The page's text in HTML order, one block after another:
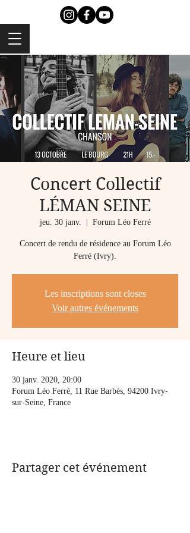
Concert Collectif
LÉMAN SEINE
jeu. 30 janv. Forum Léo Ferré
Concert de rendu de résidence au Forum Léo
Ferré (Ivry).
Les inscriptions sont closes
Voir autres événements
Heure et lieu
30 janv. 2020, 20:00
Forum Léo Ferré, 11 Rue Barbès, 94200 Ivry-
sur-Seine, France
Partager cet événement